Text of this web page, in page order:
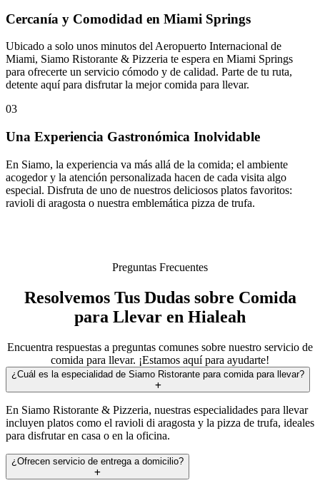
Cercanía y Comodidad en Miami Springs
Ubicado a solo unos minutos del Aeropuerto Internacional de
Miami, Siamo Ristorante & Pizzeria te espera en Miami Springs
para ofrecerte un servicio cómodo y de calidad. Parte de tu ruta,
detente aquí para disfrutar la mejor comida para llevar.
03
Una Experiencia Gastronómica Inolvidable
En Siamo, la experiencia va más allá de la comida; el ambiente
acogedor y la atención personalizada hacen de cada visita algo
especial. Disfruta de uno de nuestros deliciosos platos favoritos:
ravioli di aragosta o nuestra emblemática pizza de trufa.
Preguntas Frecuentes
Resolvemos Tus Dudas sobre Comida
para Llevar en Hialeah
Encuentra respuestas a preguntas comunes sobre nuestro servicio de
comida para llevar. ¡Estamos aquí para ayudarte!
¿Cuál es la especialidad de Siamo Ristorante para comida para llevar?
En Siamo Ristorante & Pizzeria, nuestras especialidades para llevar
incluyen platos como el ravioli di aragosta y la pizza de trufa, ideales
para disfrutar en casa o en la oficina.
¿Ofrecen servicio de entrega a domicilio?